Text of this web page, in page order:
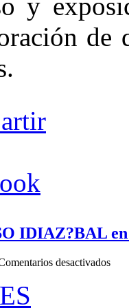
de
IDIAZ?BAL
desactivadosen